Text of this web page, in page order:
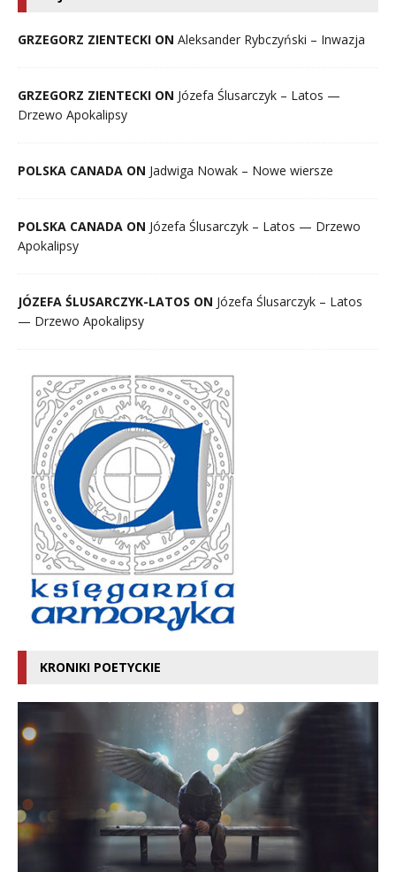
GRZEGORZ ZIENTECKI ON Aleksander Rybczyński – Inwazja
GRZEGORZ ZIENTECKI ON Józefa Ślusarczyk – Latos —
Drzewo Apokalipsy
POLSKA CANADA ON Jadwiga Nowak – Nowe wiersze
POLSKA CANADA ON Józefa Ślusarczyk – Latos — Drzewo
Apokalipsy
JÓZEFA ŚLUSARCZYK-LATOS ON Józefa Ślusarczyk – Latos
— Drzewo Apokalipsy
KRONIKI POETYCKIE